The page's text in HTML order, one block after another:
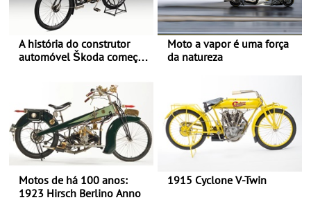
A história do construtor
automóvel Škoda começou
Moto a vapor é uma força
da natureza
Motos de há 100 anos:
1923 Hirsch Berlino Anno
1915 Cyclone V-Twin